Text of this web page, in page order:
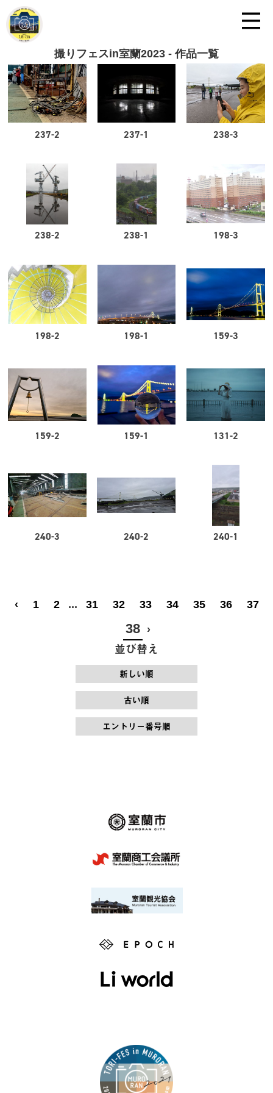
撮りフェスin室蘭2023 - 作品一覧
237-2 237-1 238-3
238-2 238-1 198-3
198-2 198-1 159-3
159-2 159-1 131-2
240-3 240-2 240-1
‹ 1 2 ... 31 32 33 34 35 36 37
38 ›
並び替え
新しい順
古い順
エントリー番号順